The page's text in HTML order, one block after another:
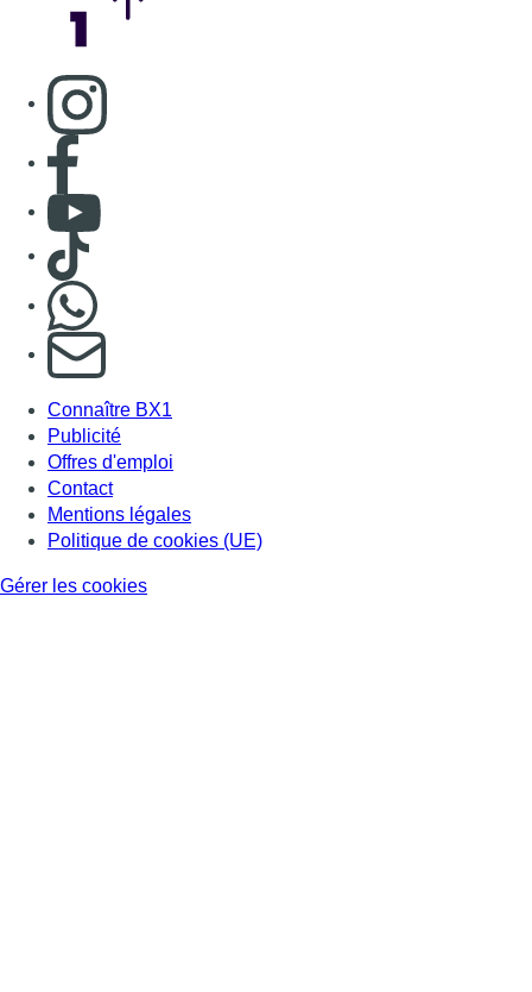
Consulter page Instagram
Consulter page Facebook
Consulter Youtube
Consulter TikTok
S'abonner à notre newsletter
Connaître BX1
Publicité
Offres d'emploi
Contact
Mentions légales
Politique de cookies (UE)
Gérer les cookies